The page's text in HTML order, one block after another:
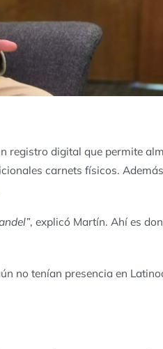
registro digital que permite
carnets físicos.
, explicó Martín. Ahí es
no tenían presencia en